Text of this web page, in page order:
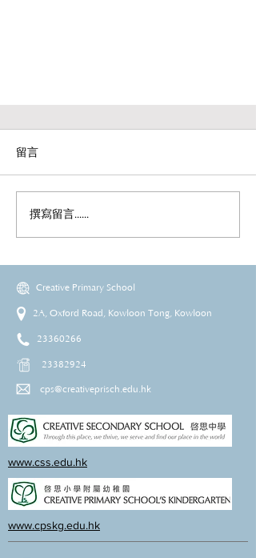
留言
撰寫留言......
Creative Primary School
2A, Oxford Road, Kowloon Tong, Kowloon
23360266
23382924
cps@creativeprisch.edu.hk
www.css.edu.hk
www.cpskg.edu.hk